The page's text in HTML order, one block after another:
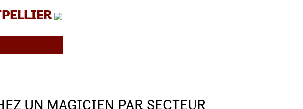
UN MAGICIEN PAR SECTEUR